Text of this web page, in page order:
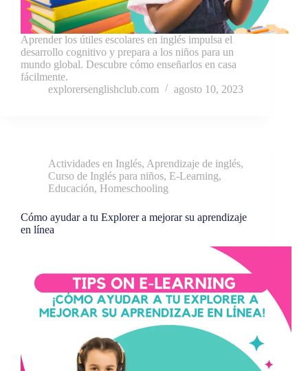
Aprender los útiles escolares en inglés impulsa el
desarrollo cognitivo y prepara a los niños para un
mundo global. Descubre cómo enseñarlos en casa
fácilmente.
explorersenglishclub.com
agosto 10, 2023
Actividades en Inglés, Aprendizaje de inglés,
Curso de Inglés para niños, E-Learning,
Educación, Homeschooling
Cómo ayudar a tu Explorer a mejorar su aprendizaje
en línea